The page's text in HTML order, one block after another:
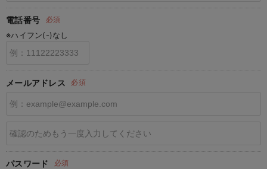
親子コーデ｜ママとベビーにおすすめ！
便利な育児家電
Gift Selection 出産祝い
保育園・入園準備特集
ファルスカ
デロンギ
電話番号 必須
※ハイフン(-)なし
メールアドレス 必須
パスワード 必須